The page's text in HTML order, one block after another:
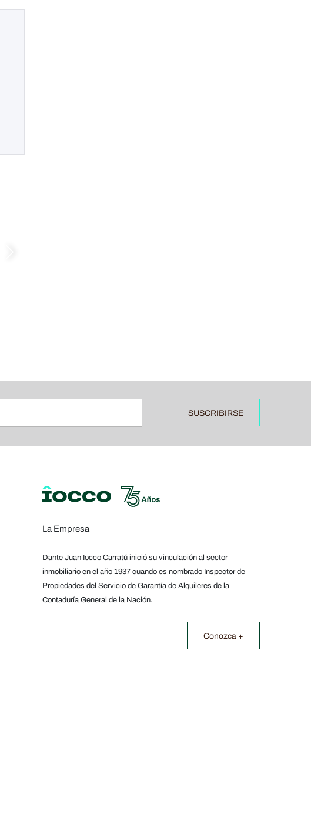
SUSCRIBIRSE
La Empresa
Dante Juan Iocco Carratú inició su vinculación al sector
inmobiliario en el año 1937 cuando es nombrado Inspector de
Propiedades del Servicio de Garantía de Alquileres de la
Contaduría General de la Nación.
Conozca +